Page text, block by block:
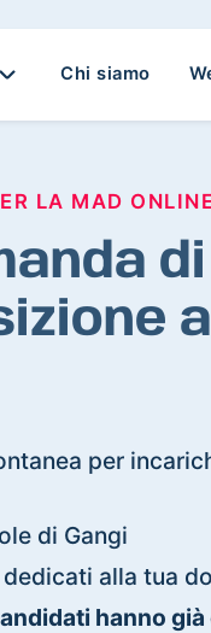
Chi siamo
LA MAD
di
a
per
di Gangi
alla tua
hanno